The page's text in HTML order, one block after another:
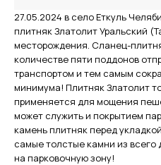
27.05.2024 в село Еткуль
плитняк Златолит Уральский
месторождения. Сланец-
количестве пяти поддонов
транспортом и тем самым
минимума! Плитняк Златолит
применяется для мощения
может служить и покрытием
камень плитняк перед
самые толстые камни из
на парковочную зону!